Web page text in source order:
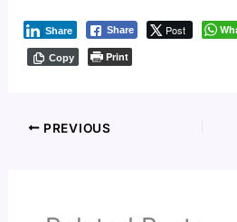
Share Post
Share
Copy Print
PREVIOUS